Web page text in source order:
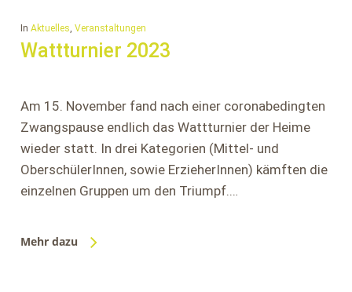
In Aktuelles, Veranstaltungen
Wattturnier 2023
Am 15. November fand nach einer coronabedingten
Zwangspause endlich das Wattturnier der Heime
wieder statt. In drei Kategorien (Mittel- und
OberschülerInnen, sowie ErzieherInnen) kämften die
einzelnen Gruppen um den Triumpf.…
Mehr dazu